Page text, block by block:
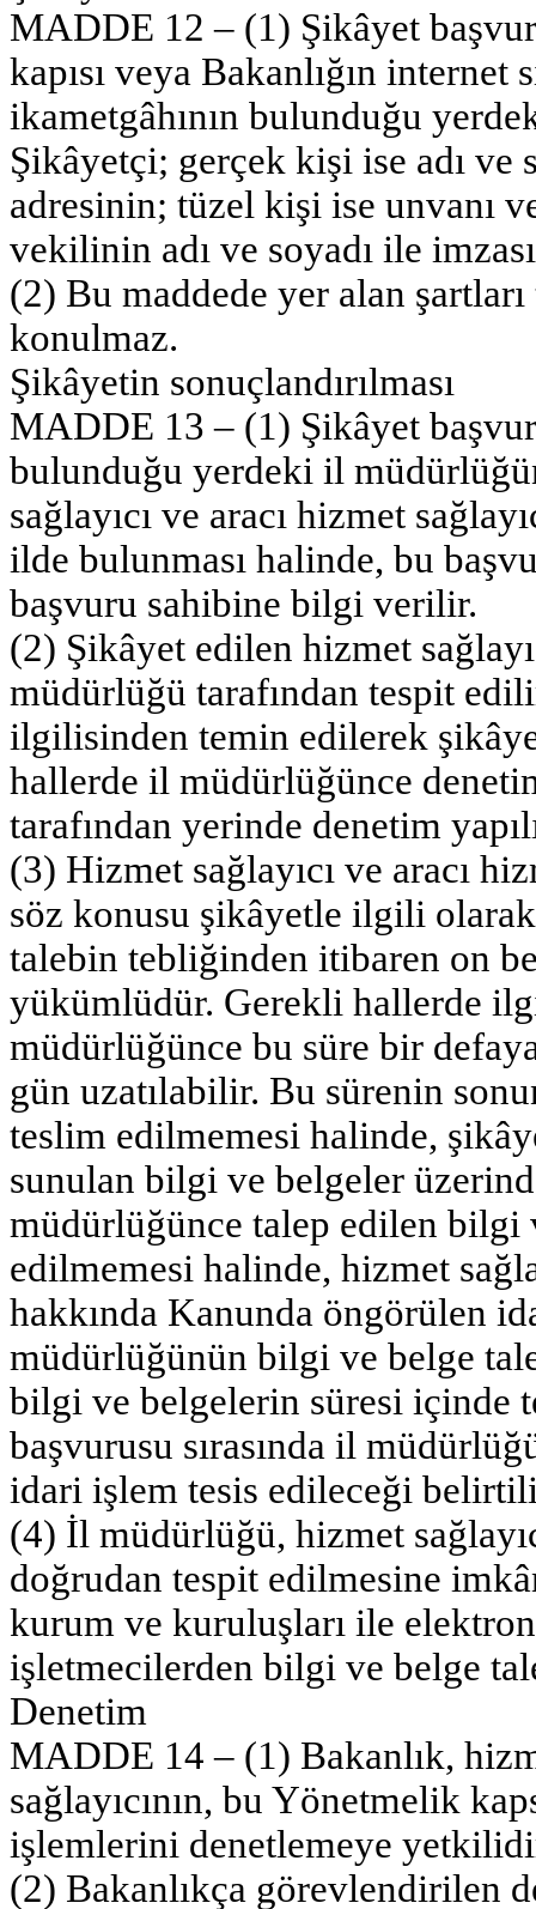
MADDE 12 – (1) Şikâyet
kapısı veya Bakanlığın
ikametgâhının bulunduğu
Şikâyetçi; gerçek kişi ise adı ve
adresinin; tüzel kişi ise unvanı
vekilinin adı ve soyadı ile
(2) Bu maddede yer alan
konulmaz.
Şikâyetin sonuçlandırılması
MADDE 13 – (1) Şikâyet
bulunduğu yerdeki il
sağlayıcı ve aracı hizmet
ilde bulunması halinde, bu
başvuru sahibine bilgi verilir.
(2) Şikâyet edilen hizmet
müdürlüğü tarafından tespit
ilgilisinden temin edilerek
hallerde il müdürlüğünce
tarafından yerinde denetim
(3) Hizmet sağlayıcı ve aracı
söz konusu şikâyetle ilgili
talebin tebliğinden itibaren on
yükümlüdür. Gerekli hallerde
müdürlüğünce bu süre bir
gün uzatılabilir. Bu sürenin
teslim edilmemesi halinde,
sunulan bilgi ve belgeler
müdürlüğünce talep edilen
edilmemesi halinde, hizmet
hakkında Kanunda öngörülen
müdürlüğünün bilgi ve belge
bilgi ve belgelerin süresi içinde
başvurusu sırasında il
idari işlem tesis edileceği
(4) İl müdürlüğü, hizmet
doğrudan tespit edilmesine
kurum ve kuruluşları ile
işletmecilerden bilgi ve belge
Denetim
MADDE 14 – (1) Bakanlık,
sağlayıcının, bu Yönetmelik
işlemlerini denetlemeye
(2) Bakanlıkça görevlendirilen